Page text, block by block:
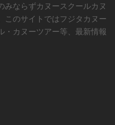
みならずカヌースクールカヌ
このサイトではフジタカヌー
・カヌーツアー等、最新情報